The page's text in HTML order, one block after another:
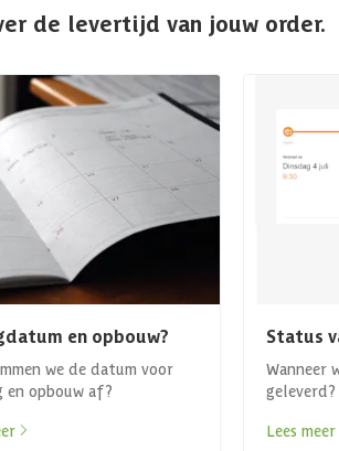
de levertijd van jouw order.
en opbouw?
we de datum voor
en opbouw af?
Status
Wanneer
geleverd?
Lees meer